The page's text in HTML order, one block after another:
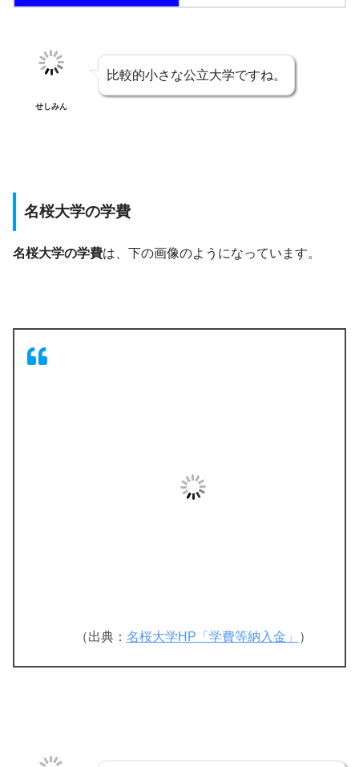
せしみん
比較的小さな公立大学ですね。
名桜大学の学費
名桜大学の学費は、下の画像のようになっています。
（出典： 名桜大学HP「学費等納入金」 ）